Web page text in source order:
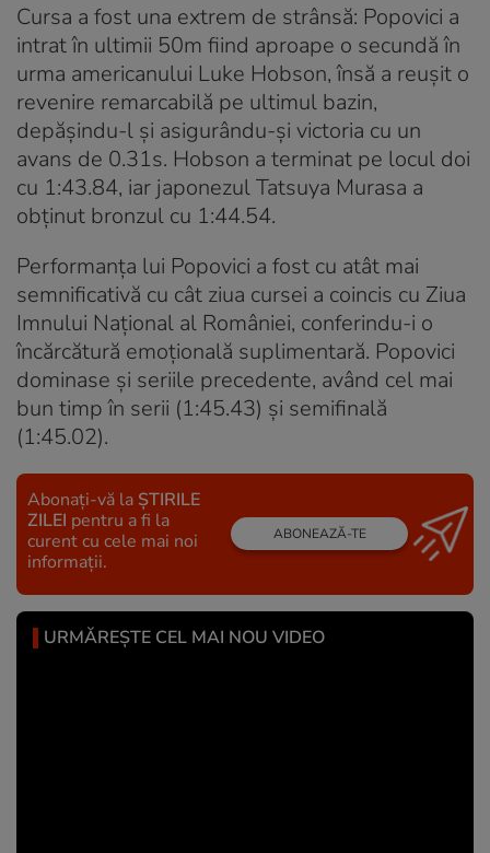
Cursa a fost una extrem de strânsă: Popovici a
intrat în ultimii 50m fiind aproape o secundă în
urma americanului Luke Hobson, însă a reușit o
revenire remarcabilă pe ultimul bazin,
depășindu-l și asigurându-și victoria cu un
avans de 0.31s. Hobson a terminat pe locul doi
cu 1:43.84, iar japonezul Tatsuya Murasa a
obținut bronzul cu 1:44.54.
Performanța lui Popovici a fost cu atât mai
semnificativă cu cât ziua cursei a coincis cu Ziua
Imnului Național al României, conferindu-i o
încărcătură emoțională suplimentară. Popovici
dominase și seriile precedente, având cel mai
bun timp în serii (1:45.43) și semifinală
(1:45.02).
Abonați-vă la ȘTIRILE
ZILEI pentru a fi la
curent cu cele mai noi
informații.
ABONEAZĂ-TE
URMĂREȘTE CEL MAI NOU VIDEO